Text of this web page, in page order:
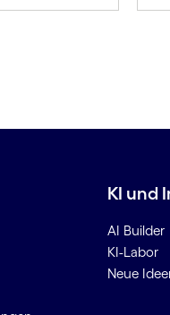
KI und
AI Builder
KI-Labor
Neue